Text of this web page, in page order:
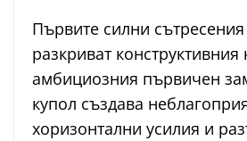
Първите силни сътресения
разкриват
амбициозния първичен
купол създава
хоризонтални усилия и